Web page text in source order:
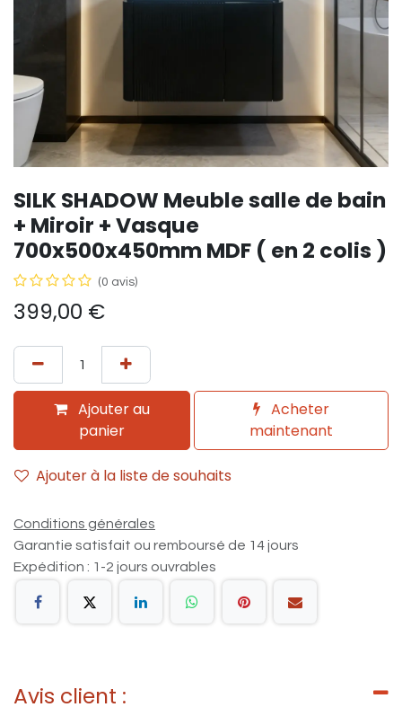
SILK SHADOW Meuble salle de bain
+ Miroir + Vasque
700x500x450mm MDF ( en 2 colis )
(0 avis)
399,00 €
Ajouter au
panier
Acheter
maintenant
Ajouter à la liste de souhaits
Conditions générales
Garantie satisfait ou remboursé de 14 jours
Expédition : 1-2 jours ouvrables
Avis client :